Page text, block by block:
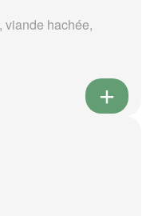
viande hachée,